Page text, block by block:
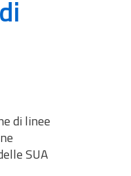
di linee
SUA